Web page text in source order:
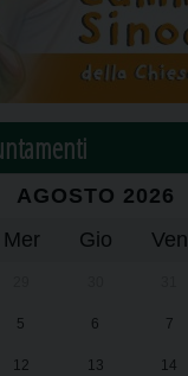
AGOSTO 2026
Mer Gio Ven
5 6 7
12 13 14